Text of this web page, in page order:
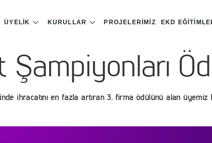
ÜYELIK KURULLAR PROJELERIMIZ EKD
Şampiyonları
ihracatını en fazla artıran 3. firma ödülünü alan